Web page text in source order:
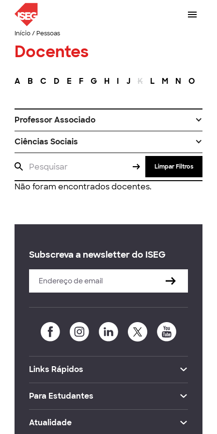
Início/ Pessoas
Docentes
A B C D E F G H I J K L M N O
Professor Associado
Ciências Sociais
Limpar Filtros
Não foram encontrados docentes.
Subscreva a newsletter do ISEG
Links Rápidos
Para Estudantes
Atualidade